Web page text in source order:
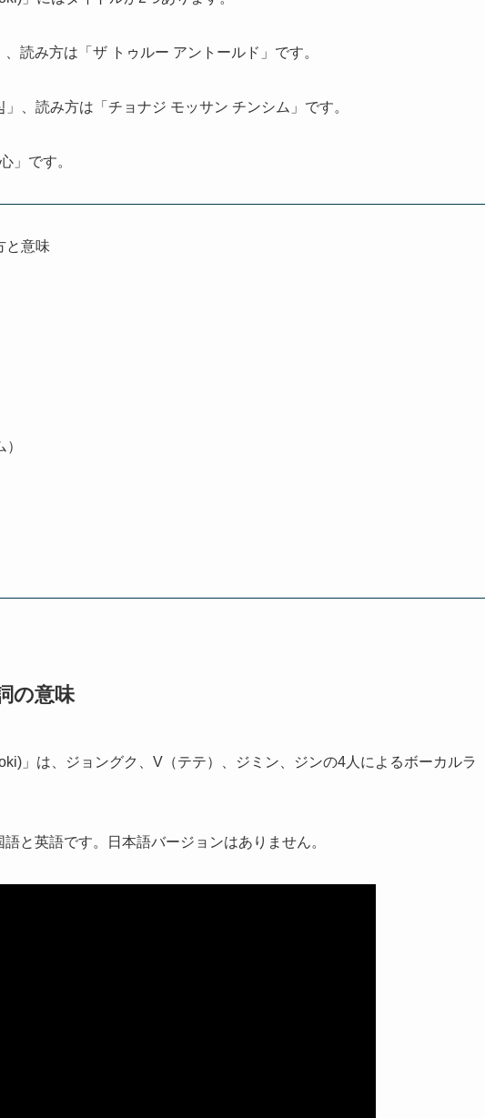
読み方は「ザ トゥルー アントールド」です。
、読み方は「チョナジ モッサン チンシム」です。
」です。
と意味
の意味
」は、ジョングク、V（テテ）、ジミン、ジンの4人によるボーカルラ
と英語です。日本語バージョンはありません。